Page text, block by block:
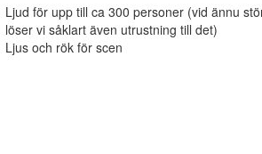
Ljud för upp till ca 300 personer (vid ännu
löser vi såklart även utrustning till det)
Ljus och rök för scen